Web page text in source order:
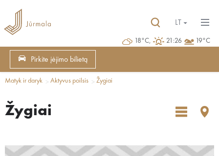
18°C, 21:26 19°C
LT
Pirkite įėjimo bilietą
Matyk ir daryk Aktyvus poilsis Žygiai
Žygiai